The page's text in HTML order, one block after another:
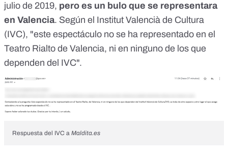
julio de 2019, pero es un bulo que se representara
en Valencia. Según el Institut Valencià de Cultura
(IVC), "este espectáculo no se ha representado en el
Teatro Rialto de Valencia, ni en ninguno de los que
dependen del IVC".
Respuesta del IVC a Maldita.es